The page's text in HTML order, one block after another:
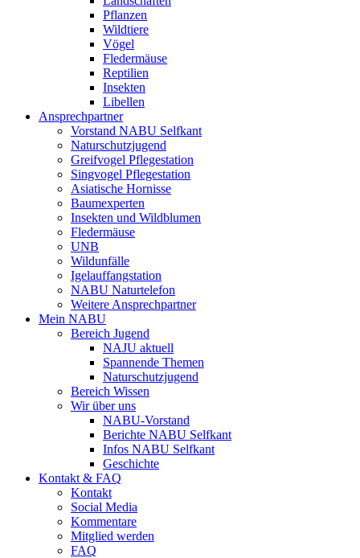
Pflanzen
Wildtiere
Vögel
Fledermäuse
Reptilien
Insekten
Libellen
Ansprechpartner
Vorstand NABU Selfkant
Naturschutzjugend
Greifvogel Pflegestation
Singvogel Pflegestation
Asiatische Hornisse
Baumexperten
Insekten und Wildblumen
Fledermäuse
UNB
Wildunfälle
Igelauffangstation
NABU Naturtelefon
Weitere Ansprechpartner
Mein NABU
Bereich Jugend
NAJU aktuell
Spannende Themen
Naturschutzjugend
Bereich Wissen
Wir über uns
NABU-Vorstand
Berichte NABU Selfkant
Infos NABU Selfkant
Geschichte
Kontakt & FAQ
Kontakt
Social Media
Kommentare
Mitglied werden
FAQ